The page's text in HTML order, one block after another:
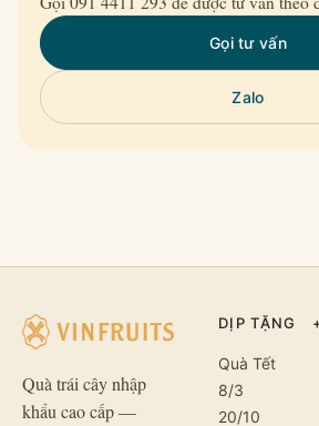
Gọi tư vấn
Zalo
Quà trái cây nhập
khẩu cao cấp —
DỊP TẶNG
Quà Tết
8/3
20/10